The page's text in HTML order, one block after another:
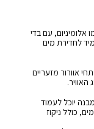
עם בדי
לחדירת מים
אוורור מזעריים
האוויר.
יוכל לעמוד
כולל ניקוז